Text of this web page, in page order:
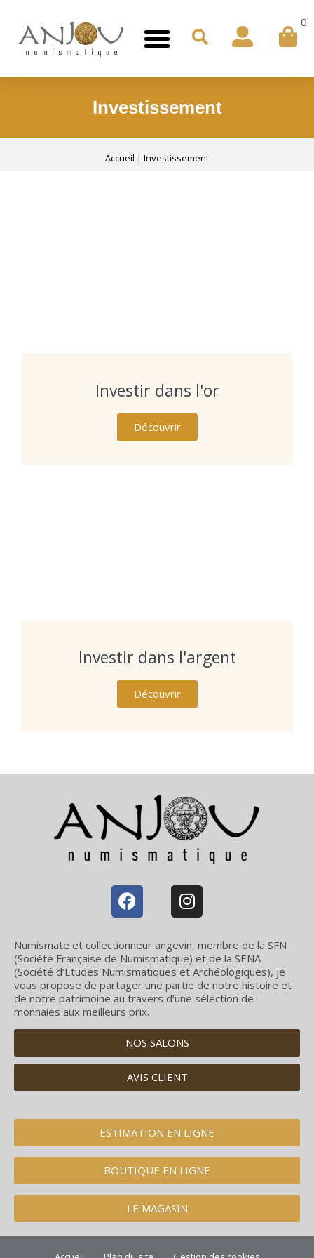
0
Investissement
Accueil | Investissement
Investir dans l'or
Découvrir
Investir dans l'argent
Découvrir
Numismate et collectionneur angevin, membre de la SFN
(Société Française de Numismatique) et de la SENA
(Société d’Etudes Numismatiques et Archéologiques), je
vous propose de partager une partie de notre histoire et
de notre patrimoine au travers d’une sélection de
monnaies aux meilleurs prix.
NOS SALONS
AVIS CLIENT
ESTIMATION EN LIGNE
BOUTIQUE EN LIGNE
LE MAGASIN